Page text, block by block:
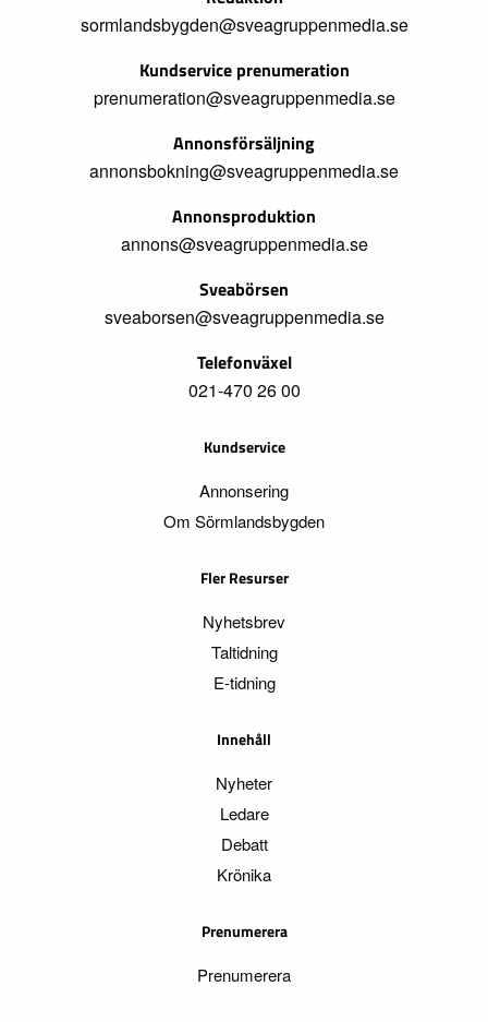
sormlandsbygden@sveagruppenmedia.se
Kundservice prenumeration
prenumeration@sveagruppenmedia.se
Annonsförsäljning
annonsbokning@sveagruppenmedia.se
Annonsproduktion
annons@sveagruppenmedia.se
Sveabörsen
sveaborsen@sveagruppenmedia.se
Telefonväxel
021-470 26 00
Kundservice
Annonsering
Om Sörmlandsbygden
Fler Resurser
Nyhetsbrev
Taltidning
E-tidning
Innehåll
Nyheter
Ledare
Debatt
Krönika
Prenumerera
Prenumerera